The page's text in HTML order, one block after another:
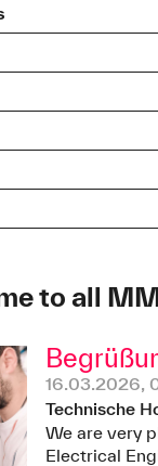
to all
16.03.2026,
Technische
We are very
Electrical